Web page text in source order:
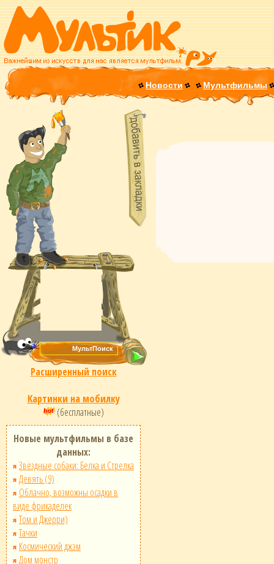
Новости Мультфильмы
Расширенный поиск
Картинки на мобилку
(бесплатные)
Новые мультфильмы в базе
данных:
Звёздные собаки: Белка и Стрелка
Девять (9)
Облачно, возможны осадки в
виде фрикаделек
Том и Джерри)
Тачки
Космический джэм
Дом монстр